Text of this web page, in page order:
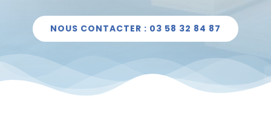
NOUS CONTACTER : 03 58 32 84 87